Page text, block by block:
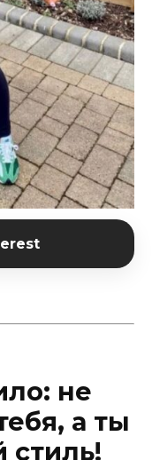
не
а ты
стиль!